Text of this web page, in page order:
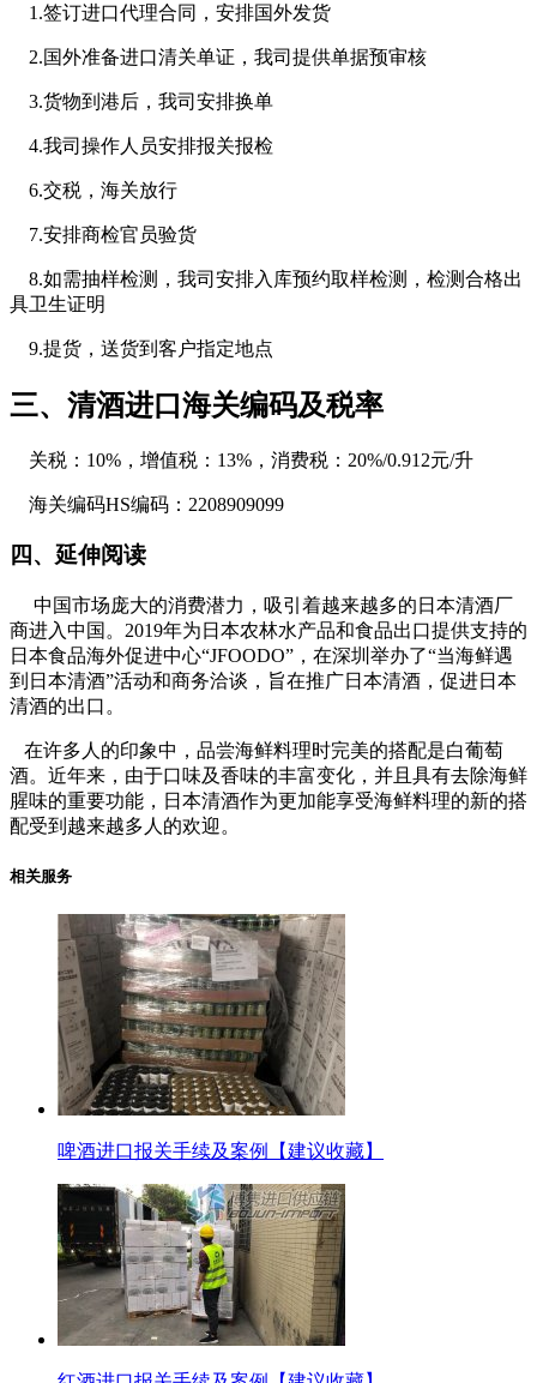
1.签订进口代理合同，安排国外发货
2.国外准备进口清关单证，我司提供单据预审核
3.货物到港后，我司安排换单
4.我司操作人员安排报关报检
6.交税，海关放行
7.安排商检官员验货
8.如需抽样检测，我司安排入库预约取样检测，检测合格出
具卫生证明
9.提货，送货到客户指定地点
三、清酒进口海关编码及税率
关税：10%，增值税：13%，消费税：20%/0.912元/升
海关编码HS编码：2208909099
四、延伸阅读
中国市场庞大的消费潜力，吸引着越来越多的日本清酒厂
商进入中国。2019年为日本农林水产品和食品出口提供支持的
日本食品海外促进中心“JFOODO”，在深圳举办了“当海鲜遇
到日本清酒”活动和商务洽谈，旨在推广日本清酒，促进日本
清酒的出口。
在许多人的印象中，品尝海鲜料理时完美的搭配是白葡萄
酒。近年来，由于口味及香味的丰富变化，并且具有去除海鲜
腥味的重要功能，日本清酒作为更加能享受海鲜料理的新的搭
配受到越来越多人的欢迎。
相关服务
啤酒进口报关手续及案例【建议收藏】